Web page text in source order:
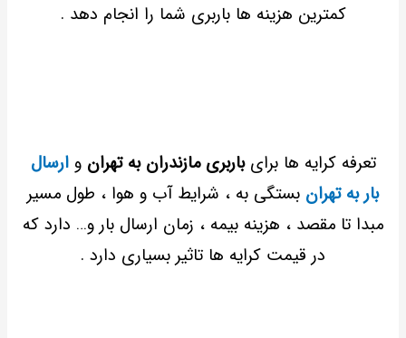
کمترین هزینه ها باربری شما را انجام دهد .
تعرفه کرایه ها برای باربری مازندران به تهران وارسال
بار به تهران بستگی به ، شرایط آب و هوا ، طول مسیر
مبدا تا مقصد ، هزینه بیمه ، زمان ارسال بار و… دارد که
در قیمت کرایه ها تاثیر بسیاری دارد .